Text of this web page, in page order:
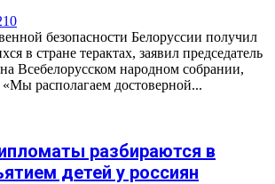
0
безопасности Белоруссии получил
в стране терактах, заявил председатель
Всебелорусском народном собрании,
располагаем достоверной...
разбираются в
детей у россиян